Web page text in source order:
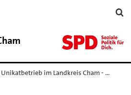
Unikatbetrieb im Landkreis Cham - …